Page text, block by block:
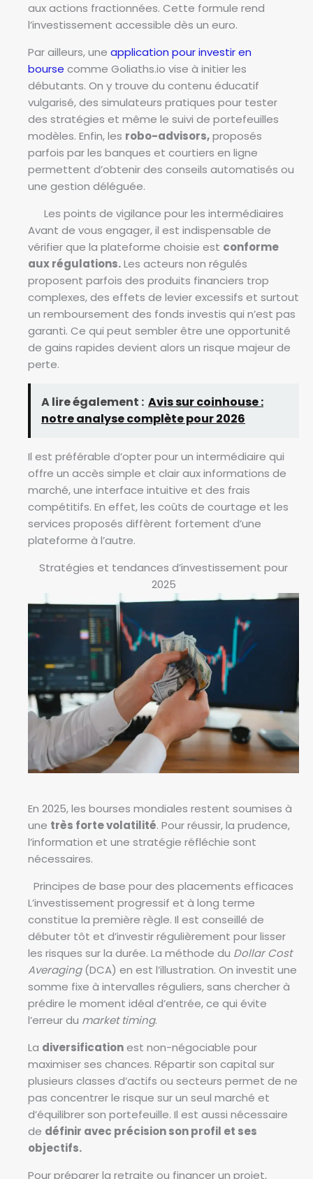
aux actions fractionnées. Cette formule rend
l’investissement accessible dès un euro.
Par ailleurs, une application pour investir en
bourse comme Goliaths.io vise à initier les
débutants. On y trouve du contenu éducatif
vulgarisé, des simulateurs pratiques pour tester
des stratégies et même le suivi de portefeuilles
modèles. Enfin, les robo-advisors,proposés
parfois par les banques et courtiers en ligne
permettent d’obtenir des conseils automatisés ou
une gestion déléguée.
Les points de vigilance pour les intermédiaires
Avant de vous engager, il est indispensable de
vérifier que la plateforme choisie est conforme
aux régulations.Les acteurs non régulés
proposent parfois des produits financiers trop
complexes, des effets de levier excessifs et surtout
un remboursement des fonds investis qui n’est pas
garanti. Ce qui peut sembler être une opportunité
de gains rapides devient alors un risque majeur de
perte.
A lire également : Avis sur coinhouse :
notre analyse complète pour 2026
Il est préférable d’opter pour un intermédiaire qui
offre un accès simple et clair aux informations de
marché, une interface intuitive et des frais
compétitifs. En effet, les coûts de courtage et les
services proposés diffèrent fortement d’une
plateforme à l’autre.
Stratégies et tendances d’investissement pour
2025
En 2025, les bourses mondiales restent soumises à
une très forte volatilité. Pour réussir, la prudence,
l’information et une stratégie réfléchie sont
nécessaires.
Principes de base pour des placements efficaces
L’investissement progressif et à long terme
constitue la première règle. Il est conseillé de
débuter tôt et d’investir régulièrement pour lisser
les risques sur la durée. La méthode du Dollar Cost
Averaging(DCA) en est l’illustration. On investit une
somme fixe à intervalles réguliers, sans chercher à
prédire le moment idéal d’entrée, ce qui évite
l’erreur du market timing.
La diversificationest non-négociable pour
maximiser ses chances. Répartir son capital sur
plusieurs classes d’actifs ou secteurs permet de ne
pas concentrer le risque sur un seul marché et
d’équilibrer son portefeuille. Il est aussi nécessaire
de définir avec précision son profil et ses
objectifs.
Pour préparer la retraite ou financer un projet,